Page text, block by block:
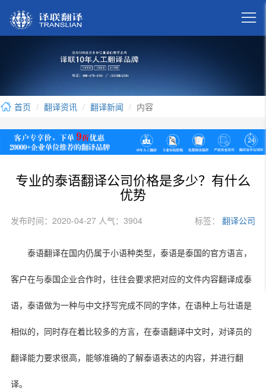

首页 翻译资讯 翻译新闻 内容
专业的泰语翻译公司价格是多少？有什么
优势
发布时间：2020-04-27 人气：3904 标签： 翻译公司
泰语翻译在国内仍属于小语种类型，泰语是泰国的官方语言，
客户在与泰国企业合作时，往往会要求把对应的文件内容翻译成泰
语，泰语做为一种与中文抒写完成不同的字体，在语种上与壮语是
相似的，同时存在着比较多的方言，在泰语翻译中文时，对译员的
翻译能力要求很高，能够准确的了解泰语表达的内容，并进行翻
译。